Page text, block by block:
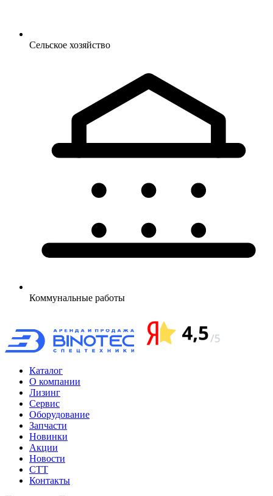
Сельское хозяйство
Коммунальные работы
Каталог
О компании
Лизинг
Сервис
Оборудование
Запчасти
Новинки
Акции
Новости
CTT
Контакты